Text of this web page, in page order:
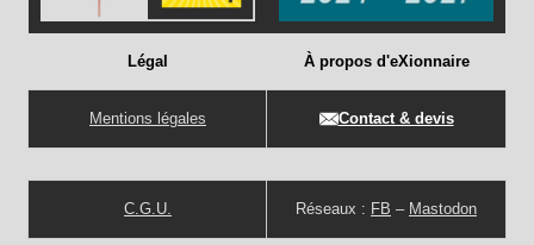
Légal
Mentions légales
C.G.U.
À propos d'eXionnaire
Contact & devis
Réseaux : FB – Mastodon